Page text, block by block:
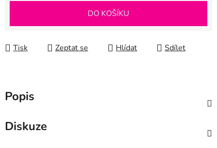
DO KOŠÍKU
Tisk Zeptat se Hlídat Sdílet
Popis
Diskuze